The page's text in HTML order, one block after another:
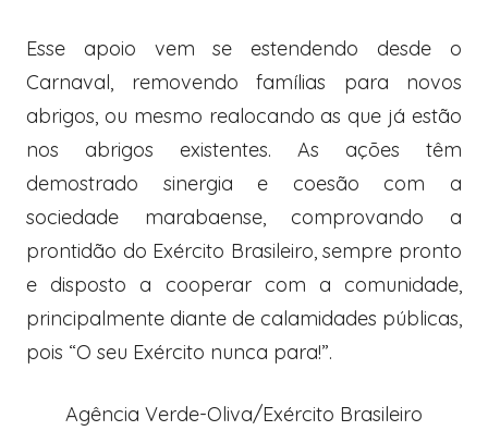
Esse apoio vem se estendendo desde o
Carnaval, removendo famílias para novos
abrigos, ou mesmo realocando as que já estão
nos abrigos existentes. As ações têm
demostrado sinergia e coesão com a
sociedade marabaense, comprovando a
prontidão do Exército Brasileiro, sempre pronto
e disposto a cooperar com a comunidade,
principalmente diante de calamidades públicas,
pois “O seu Exército nunca para!”.
Agência Verde-Oliva/Exército Brasileiro